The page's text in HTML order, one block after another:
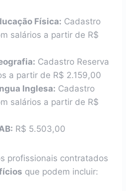
Física: Cadastro
salários a partir de R$
Cadastro Reserva
a partir de R$ 2.159,00
Inglesa: Cadastro
salários a partir de R$
R$ 5.503,00
profissionais contratados
que podem incluir: